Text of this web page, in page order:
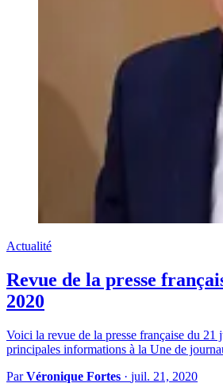
Actualité
Revue de la presse
2020
Voici la revue de la presse française du 21
principales informations à la Une de
ParVéronique Fortes · juil. 21, 2020